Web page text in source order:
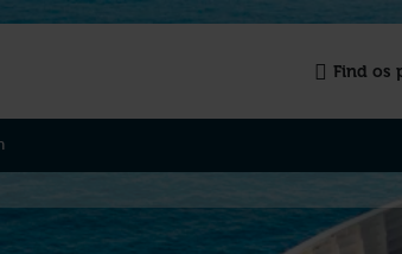
Find os